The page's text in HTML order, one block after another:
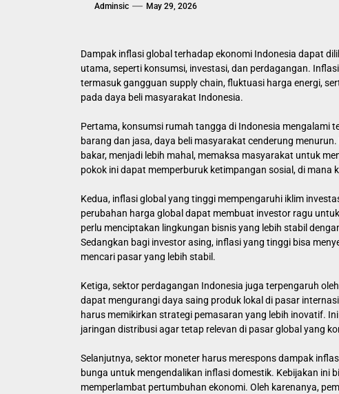
Adminsic May 29, 2026
Dampak inflasi global terhadap ekonomi Indonesia dapat
utama, seperti konsumsi, investasi, dan perdagangan.
termasuk gangguan supply chain, fluktuasi harga energi,
pada daya beli masyarakat Indonesia.
Pertama, konsumsi rumah tangga di Indonesia mengalami
barang dan jasa, daya beli masyarakat cenderung
bakar, menjadi lebih mahal, memaksa masyarakat untuk
pokok ini dapat memperburuk ketimpangan sosial, di
Kedua, inflasi global yang tinggi mempengaruhi iklim
perubahan harga global dapat membuat investor ragu
perlu menciptakan lingkungan bisnis yang lebih stabil
Sedangkan bagi investor asing, inflasi yang tinggi bisa
mencari pasar yang lebih stabil.
Ketiga, sektor perdagangan Indonesia juga terpengaruh
dapat mengurangi daya saing produk lokal di pasar
harus memikirkan strategi pemasaran yang lebih inovatif.
jaringan distribusi agar tetap relevan di pasar global yang
Selanjutnya, sektor moneter harus merespons dampak
bunga untuk mengendalikan inflasi domestik. Kebijakan ini
memperlambat pertumbuhan ekonomi. Oleh karenanya,